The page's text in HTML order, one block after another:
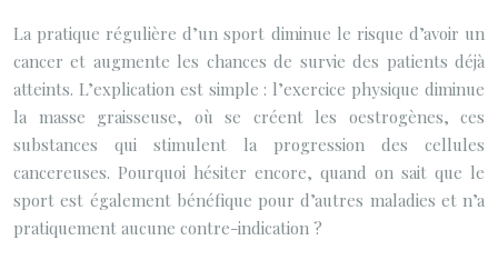
La pratique régulière d’un sport diminue le risque d’avoir un
cancer et augmente les chances de survie des patients déjà
atteints. L’explication est simple : l’exercice physique diminue
la masse graisseuse, où se créent les oestrogènes, ces
substances qui stimulent la progression des cellules
cancereuses. Pourquoi hésiter encore, quand on sait que le
sport est également bénéfique pour d’autres maladies et n’a
pratiquement aucune contre-indication ?